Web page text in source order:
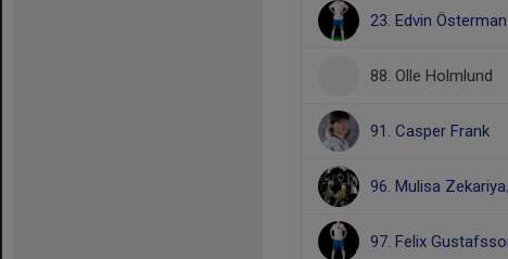
23. Edvin Österman
88. Olle Holmlund
91. Casper Frank
96. Mulisa Zekariya
97. Felix